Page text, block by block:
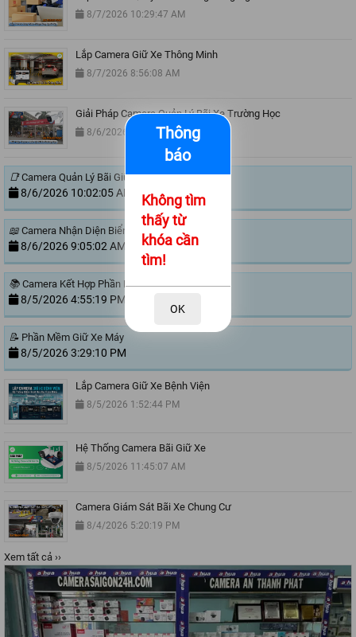
Thông
báo
Không tìm
thấy từ
khóa cần
tìm!
OK
8/7/2026 10:29:47 AM
Lắp Camera Giữ Xe Thông Minh
8/7/2026 8:56:08 AM
Giải Pháp Camera Quản Lý Bãi Xe Trường Học
8/6/2026 4:52:06 PM
📑 Camera Quản Lý Bãi Giữ Xe Công Ty
8/6/2026 10:02:05 AM
📖 Camera Nhận Diện Biển Số Xe Tự Động
8/6/2026 9:05:02 AM
📚 Camera Kết Hợp Phần Mềm Quản Lý Bãi Xe
8/5/2026 4:55:19 PM
📝 Phần Mềm Giữ Xe Máy
8/5/2026 3:29:10 PM
Lắp Camera Giữ Xe Bệnh Viện
8/5/2026 1:52:44 PM
Hệ Thống Camera Bãi Giữ Xe
8/5/2026 11:45:07 AM
Camera Giám Sát Bãi Xe Chung Cư
8/4/2026 5:20:19 PM
Xem tất cả ››